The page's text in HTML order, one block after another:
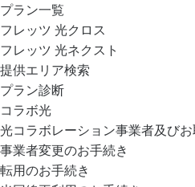
プラン一覧
フレッツ 光クロス
フレッツ 光ネクスト
提供エリア検索
プラン診断
コラボ光
光コラボレーション事業者及び
事業者変更のお手続き
転用のお手続き